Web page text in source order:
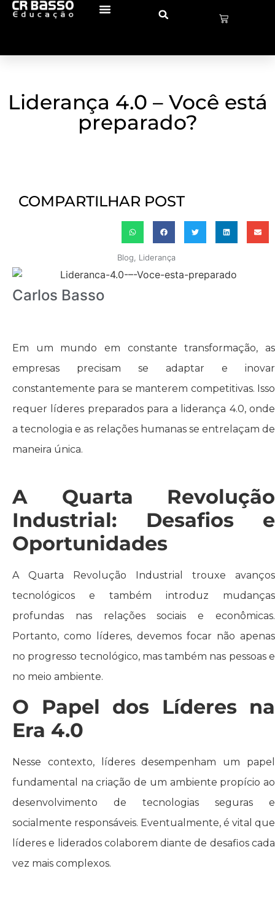
Liderança 4.0 – Você está
preparado?
COMPARTILHAR POST
Blog Liderança
Carlos Basso
Em um mundo em constante transformação, as
empresas precisam se adaptar e inovar
constantemente para se manterem competitivas. Isso
requer líderes preparados para a liderança 4.0, onde
a tecnologia e as relações humanas se entrelaçam de
maneira única.
A Quarta Revolução
Industrial: Desafios e
Oportunidades
A Quarta Revolução Industrial trouxe avanços
tecnológicos e também introduz mudanças
profundas nas relações sociais e econômicas.
Portanto, como líderes, devemos focar não apenas
no progresso tecnológico, mas também nas pessoas e
no meio ambiente.
O Papel dos Líderes na
Era 4.0
Nesse contexto, líderes desempenham um papel
fundamental na criação de um ambiente propício ao
desenvolvimento de tecnologias seguras e
socialmente responsáveis. Eventualmente, é vital que
líderes e liderados colaborem diante de desafios cada
vez mais complexos.